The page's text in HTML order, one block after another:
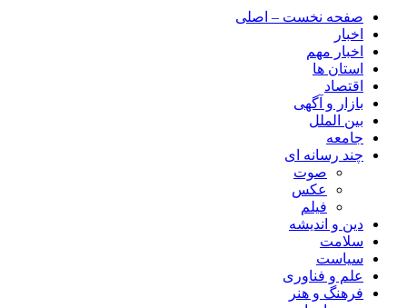
صفحه نخست – اصلی
اخبار
اخبار مهم
استان ها
اقتصاد
بازار و آگهی
بین الملل
جامعه
چند رسانه ای
صوت
عکس
فیلم
دین و اندیشه
سلامت
سیاست
علم و فناوری
فرهنگ و هنر